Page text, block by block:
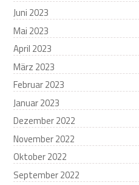
Juni 2023
Mai 2023
April 2023
März 2023
Februar 2023
Januar 2023
Dezember 2022
November 2022
Oktober 2022
September 2022